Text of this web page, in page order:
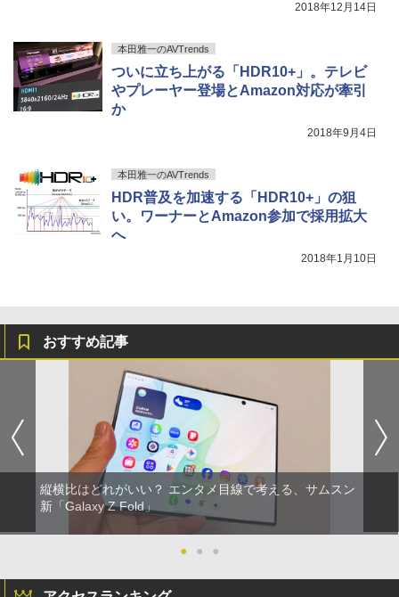
2018年12月14日
本田雅一のAVTrends
ついに立ち上がる「HDR10+」。テレビ
やプレーヤー登場とAmazon対応が牽引
か
2018年9月4日
本田雅一のAVTrends
HDR普及を加速する「HDR10+」の狙
い。ワーナーとAmazon参加で採用拡大
へ
2018年1月10日
おすすめ記事
縦横比はどれがいい？ エンタメ目線で考える、サムスン
新「Galaxy Z Fold」
● ● ●